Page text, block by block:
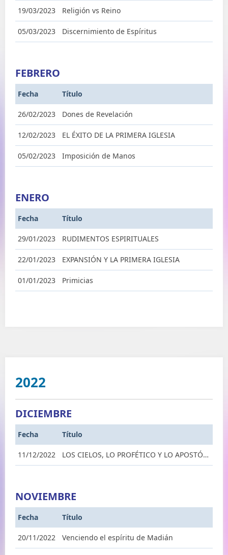
19/03/2023 Religión vs Reino
05/03/2023 Discernimiento de Espíritus
FEBRERO
Fecha Título
26/02/2023 Dones de Revelación
12/02/2023 EL ÉXITO DE LA PRIMERA IGLESIA
05/02/2023 Imposición de Manos
ENERO
Fecha Título
29/01/2023 RUDIMENTOS ESPIRITUALES
22/01/2023 EXPANSIÓN Y LA PRIMERA IGLESIA
01/01/2023 Primicias
2022
DICIEMBRE
Fecha Título
11/12/2022 LOS CIELOS, LO PROFÉTICO Y LO APOSTÓLICO
NOVIEMBRE
Fecha Título
20/11/2022 Venciendo el espíritu de Madián